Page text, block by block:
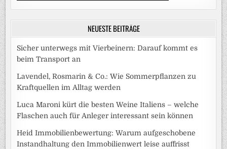
NEUESTE BEITRÄGE
Sicher unterwegs mit Vierbeinern: Darauf kommt es
beim Transport an
Lavendel, Rosmarin & Co.: Wie Sommerpflanzen zu
Kraftquellen im Alltag werden
Luca Maroni kürt die besten Weine Italiens – welche
Flaschen auch für Anleger interessant sein können
Heid Immobilienbewertung: Warum aufgeschobene
Instandhaltung den Immobilienwert leise auffrisst